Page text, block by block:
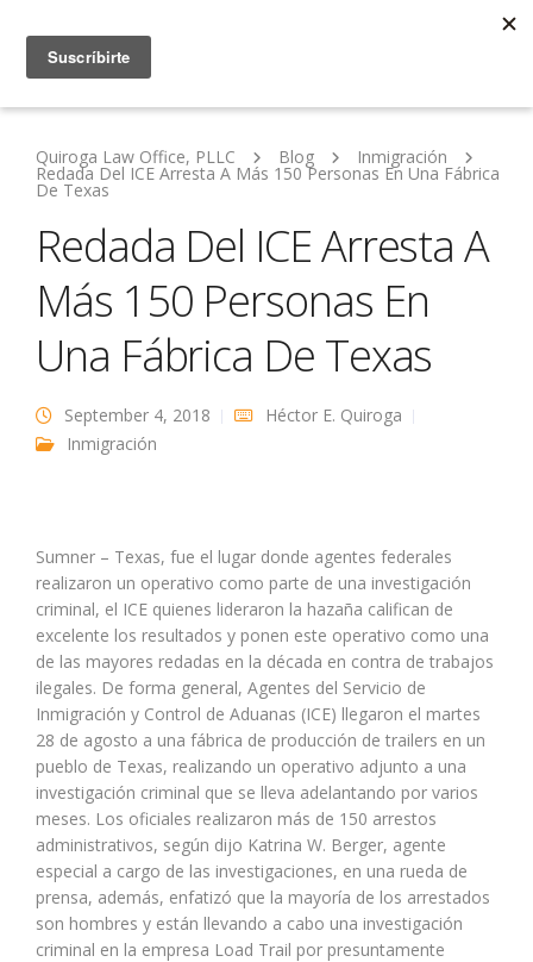
Quiroga Law Office, PLLC Blog Inmigración
Redada Del ICE Arresta A Más 150 Personas En Una Fábrica
De Texas
Redada Del ICE Arresta A
Más 150 Personas En
Una Fábrica De Texas
September 4, 2018
Héctor E. Quiroga
Inmigración
Sumner – Texas, fue el lugar donde agentes federales
realizaron un operativo como parte de una investigación
criminal, el ICE quienes lideraron la hazaña califican de
excelente los resultados y ponen este operativo como una
de las mayores redadas en la década en contra de trabajos
ilegales. De forma general, Agentes del Servicio de
Inmigración y Control de Aduanas (ICE) llegaron el martes
28 de agosto a una fábrica de producción de trailers en un
pueblo de Texas, realizando un operativo adjunto a una
investigación criminal que se lleva adelantando por varios
meses. Los oficiales realizaron más de 150 arrestos
administrativos, según dijo Katrina W. Berger, agente
especial a cargo de las investigaciones, en una rueda de
prensa, además, enfatizó que la mayoría de los arrestados
son hombres y están llevando a cabo una investigación
criminal en la empresa Load Trail por presuntamente